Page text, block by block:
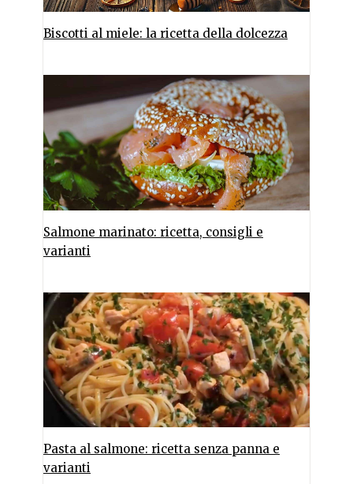
Biscotti al miele: la ricetta della dolcezza
Salmone marinato: ricetta, consigli e
varianti
Pasta al salmone: ricetta senza panna e
varianti